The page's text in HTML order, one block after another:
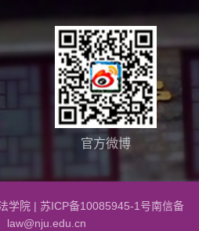
官方微博
学院 | 苏ICP备10085945-1号南信备